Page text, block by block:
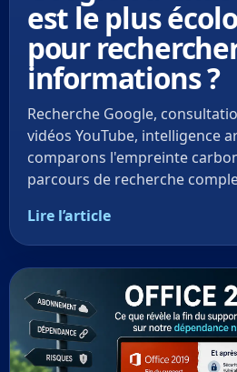
est le plus
pour
informations ?
Recherche Google,
vidéos YouTube, intelligence
comparons l'empreinte
parcours de recherche
Lire l’article